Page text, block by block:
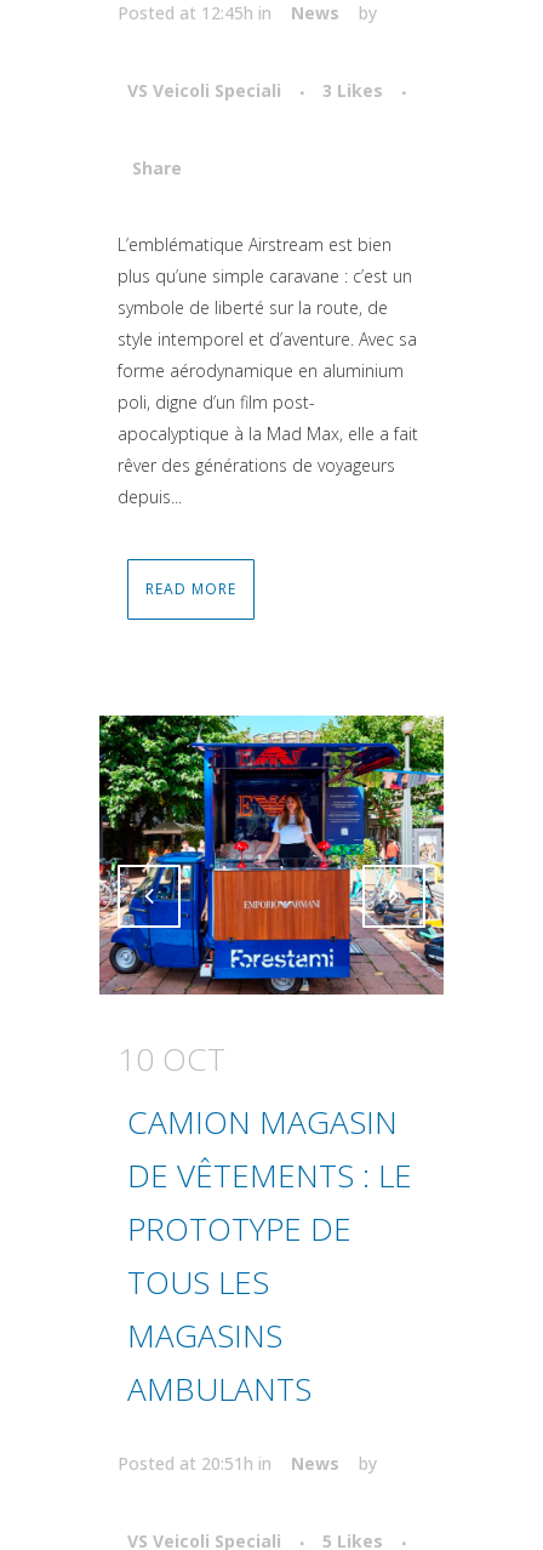
Posted at 12:45h in News by
VS Veicoli Speciali 3 Likes
Share
Attiva comando
L’emblématique Airstream est bien
plus qu’une simple caravane : c’est un
symbole de liberté sur la route, de
style intemporel et d’aventure. Avec sa
forme aérodynamique en aluminium
poli, digne d’un film post-
apocalyptique à la Mad Max, elle a fait
rêver des générations de voyageurs
depuis...
READ MORE
Attiva comando Attiva comando
10 OCT
CAMION MAGASIN
DE VÊTEMENTS : LE
PROTOTYPE DE
TOUS LES
MAGASINS
AMBULANTS
Posted at 20:51h in News by
VS Veicoli Speciali 5 Likes